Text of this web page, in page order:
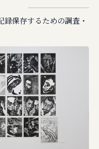
保存するための調査・